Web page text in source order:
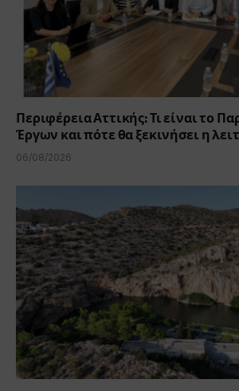
Περιφέρεια Αττικής: Τι είναι το
Έργων και πότε θα ξεκινήσει η
06/08/2026